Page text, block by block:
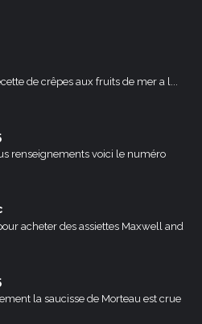
de crêpes aux fruits de mer a l...
renseignements voici le numéro
acheter des assiettes Maxwell and
la saucisse de Morteau est crue